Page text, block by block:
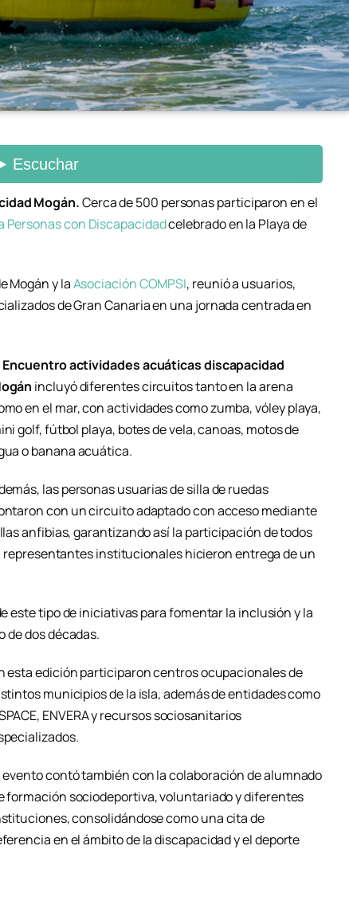
Mogán.Cerca de 500 personas participaron en el
Personas con Discapacidadcelebrado en la Playa de
Mogán y laAsociación COMPSI, reunió a usuarios,
de Gran Canaria en una jornada centrada en
Encuentro actividades acuáticas discapacidad
incluyó diferentes circuitos tanto en la arena
en el mar, con actividades como zumba, vóley playa,
golf, fútbol playa, botes de vela, canoas, motos de
o banana acuática.
las personas usuarias de silla de ruedas
con un circuito adaptado con acceso mediante
anfibias, garantizando así la participación de todos
representantes institucionales hicieron entrega de un
este tipo de iniciativas para fomentar la inclusión y la
de dos décadas.
esta edición participaron centros ocupacionales de
municipios de la isla, además de entidades como
ENVERA y recursos sociosanitarios
evento contó también con la colaboración de alumnado
formación sociodeportiva, voluntariado y diferentes
consolidándose como una cita de
en el ámbito de la discapacidad y el deporte